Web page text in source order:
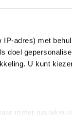
adres) met
doel
U kunt
meter